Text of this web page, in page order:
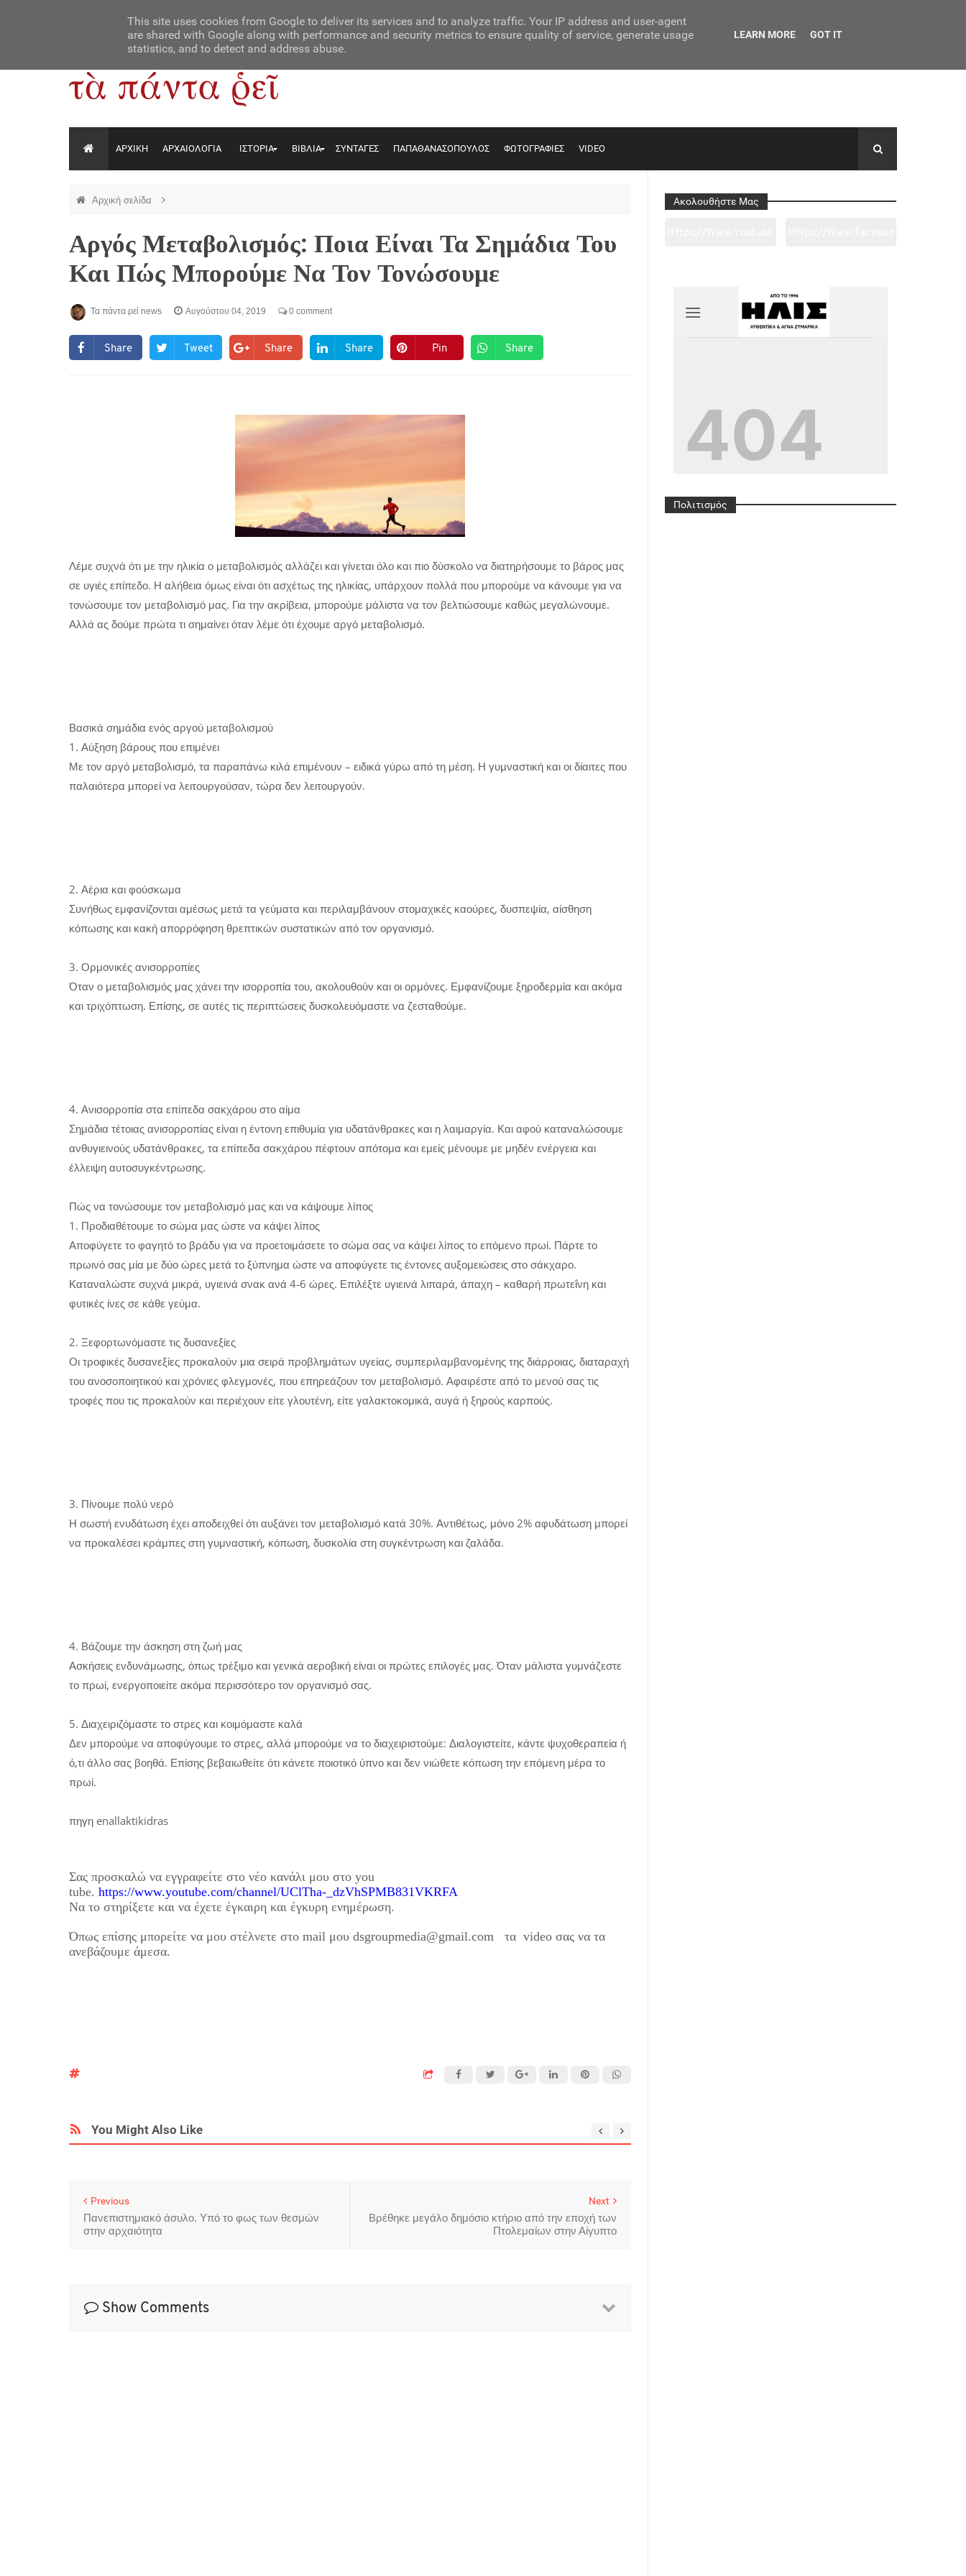
Contact Us About Us
ΑΡΧΙΚΗ ΑΡΧΑΙΟΛΟΓΙΑ ΙΣΤΟΡΙΑ ΒΙΒΛΙΑ ΣΥΝΤΑΓΕΣ ΠΑΠΑΘΑΝΑΣΟΠΟΥΛΟΣ ΦΩΤΟΓΡΑΦΙΕΣ VIDEO
Αρχική σελίδα
Αργός Μεταβολισμός: Ποια Είναι Τα Σημάδια Του
Και Πώς Μπορούμε Να Τον Τονώσουμε
Τα πάντα ρεί news Αυγούστου 04, 2019 0 comment
Share Tweet Share Share Pin Share
Λέμε συχνά ότι με την ηλικία ο μεταβολισμός αλλάζει και γίνεται όλο και πιο δύσκολο να διατηρήσουμε το βάρος μας
σε υγιές επίπεδο. Η αλήθεια όμως είναι ότι ασχέτως της ηλικίας, υπάρχουν πολλά που μπορούμε να κάνουμε για να
τονώσουμε τον μεταβολισμό μας. Για την ακρίβεια, μπορούμε μάλιστα να τον βελτιώσουμε καθώς μεγαλώνουμε.
Αλλά ας δούμε πρώτα τι σημαίνει όταν λέμε ότι έχουμε αργό μεταβολισμό.
Βασικά σημάδια ενός αργού μεταβολισμού
1. Αύξηση βάρους που επιμένει
Με τον αργό μεταβολισμό, τα παραπάνω κιλά επιμένουν – ειδικά γύρω από τη μέση. Η γυμναστική και οι δίαιτες που
παλαιότερα μπορεί να λειτουργούσαν, τώρα δεν λειτουργούν.
2. Αέρια και φούσκωμα
Συνήθως εμφανίζονται αμέσως μετά τα γεύματα και περιλαμβάνουν στομαχικές καούρες, δυσπεψία, αίσθηση
κόπωσης και κακή απορρόφηση θρεπτικών συστατικών από τον οργανισμό.
3. Ορμονικές ανισορροπίες
Όταν ο μεταβολισμός μας χάνει την ισορροπία του, ακολουθούν και οι ορμόνες. Εμφανίζουμε ξηροδερμία και ακόμα
και τριχόπτωση. Επίσης, σε αυτές τις περιπτώσεις δυσκολευόμαστε να ζεσταθούμε.
4. Ανισορροπία στα επίπεδα σακχάρου στο αίμα
Σημάδια τέτοιας ανισορροπίας είναι η έντονη επιθυμία για υδατάνθρακες και η λαιμαργία. Και αφού καταναλώσουμε
ανθυγιεινούς υδατάνθρακες, τα επίπεδα σακχάρου πέφτουν απότομα και εμείς μένουμε με μηδέν ενέργεια και
έλλειψη αυτοσυγκέντρωσης.
Πώς να τονώσουμε τον μεταβολισμό μας και να κάψουμε λίπος
1. Προδιαθέτουμε το σώμα μας ώστε να κάψει λίπος
Αποφύγετε το φαγητό το βράδυ για να προετοιμάσετε το σώμα σας να κάψει λίπος το επόμενο πρωί. Πάρτε το
πρωινό σας μία με δύο ώρες μετά το ξύπνημα ώστε να αποφύγετε τις έντονες αυξομειώσεις στο σάκχαρο.
Καταναλώστε συχνά μικρά, υγιεινά σνακ ανά 4-6 ώρες. Επιλέξτε υγιεινά λιπαρά, άπαχη – καθαρή πρωτεΐνη και
φυτικές ίνες σε κάθε γεύμα.
2. Ξεφορτωνόμαστε τις δυσανεξίες
Οι τροφικές δυσανεξίες προκαλούν μια σειρά προβλημάτων υγείας, συμπεριλαμβανομένης της διάρροιας, διαταραχή
του ανοσοποιητικού και χρόνιες φλεγμονές, που επηρεάζουν τον μεταβολισμό. Αφαιρέστε από το μενού σας τις
τροφές που τις προκαλούν και περιέχουν είτε γλουτένη, είτε γαλακτοκομικά, αυγά ή ξηρούς καρπούς.
3. Πίνουμε πολύ νερό
Η σωστή ενυδάτωση έχει αποδειχθεί ότι αυξάνει τον μεταβολισμό κατά 30%. Αντιθέτως, μόνο 2% αφυδάτωση μπορεί
να προκαλέσει κράμπες στη γυμναστική, κόπωση, δυσκολία στη συγκέντρωση και ζαλάδα.
4. Βάζουμε την άσκηση στη ζωή μας
Ασκήσεις ενδυνάμωσης, όπως τρέξιμο και γενικά αεροβική είναι οι πρώτες επιλογές μας. Όταν μάλιστα γυμνάζεστε
το πρωί, ενεργοποιείτε ακόμα περισσότερο τον οργανισμό σας.
5. Διαχειριζόμαστε το στρες και κοιμόμαστε καλά
Δεν μπορούμε να αποφύγουμε το στρες, αλλά μπορούμε να το διαχειριστούμε: Διαλογιστείτε, κάντε ψυχοθεραπεία ή
ό,τι άλλο σας βοηθά. Επίσης βεβαιωθείτε ότι κάνετε ποιοτικό ύπνο και δεν νιώθετε κόπωση την επόμενη μέρα το
πρωί.
πηγη enallaktikidras
Σας προσκαλώ να εγγραφείτε στο νέο κανάλι μου στο you
tube. https://www.youtube.com/channel/UClTha-_dzVhSPMB831VKRFA
Να το στηρίξετε και να έχετε έγκαιρη και έγκυρη ενημέρωση.
Όπως επίσης μπορείτε να μου στέλνετε στο mail μου dsgroupmedia@gmail.com τα video σας να τα
ανεβάζουμε άμεσα.
You Might Also Like
Next
Βρέθηκε μεγάλο δημόσιο κτήριο από την εποχή των
Πτολεμαίων στην Αίγυπτο
Previous
Πανεπιστημιακό άσυλο. Υπό το φως των θεσμών
στην αρχαιότητα
Show Comments
Ακολουθήστε Μας
2ge3sheyTkgpAkeBan
Ref=pages_you_mana
Πολιτισμός
This site uses cookies from Google to deliver its services and to analyze traffic. Your IP address and user-agent
are shared with Google along with performance and security metrics to ensure quality of service, generate usage
statistics, and to detect and address abuse.
LEARN MORE GOT IT